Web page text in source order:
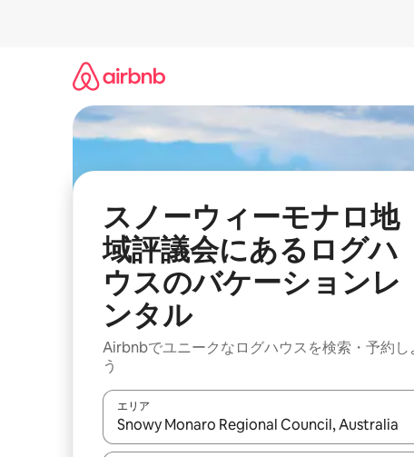
スノーウィーモナロ地
域評議会にあるログハ
ウスのバケーションレ
ンタル
Airbnbでユニークなログハウスを検索・予約し
う
エリア
検索結果が表示されたら、上下の矢印キーを使っ